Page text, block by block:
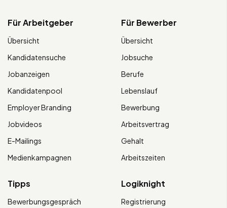
Für Arbeitgeber
Übersicht
Kandidatensuche
Jobanzeigen
Kandidatenpool
Employer Branding
Jobvideos
E-Mailings
Medienkampagnen
Für Bewerber
Übersicht
Jobsuche
Berufe
Lebenslauf
Bewerbung
Arbeitsvertrag
Gehalt
Arbeitszeiten
Tipps
Bewerbungsgespräch
Logiknight
Registrierung